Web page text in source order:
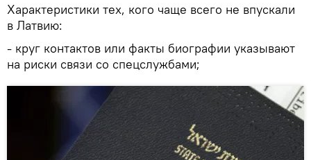
Характеристики тех, кого чаще всего не впускали
в Латвию:
- круг контактов или факты биографии указывают
на риски связи со спецслужбами;